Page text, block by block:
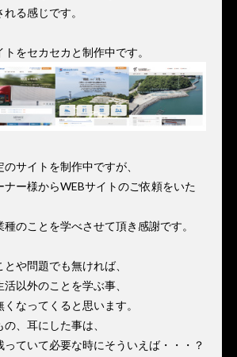
る感じです。
をセカセカと制作中です。
サイトを制作中ですが、
ナー様からWEBサイトのご依頼をいた
のことを学べさせて頂き感謝です。
や問題でも無ければ、
以外のことを学ぶ事、
なってくると思います。
、耳にした事は、
ていて必要な時にそういえば・・・？